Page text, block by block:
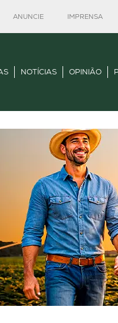
ANUNCIE IMPRENSA
NOTÍCIAS OPINIÃO